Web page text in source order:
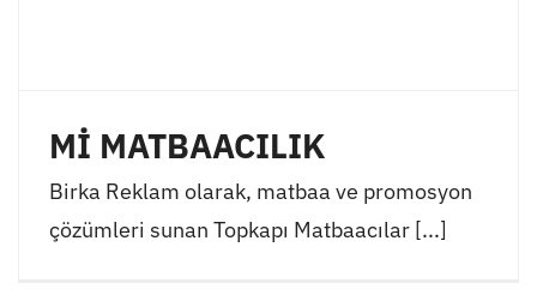
Mİ MATBAACILIK
Birka Reklam olarak, matbaa ve promosyon
çözümleri sunan Topkapı Matbaacılar [...]